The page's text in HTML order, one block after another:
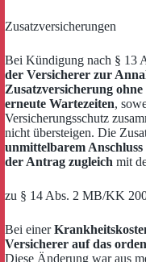
Zusatzversicherungen
Bei Kündigung nach § 13
der Versicherer zur
Zusatzversicherung
erneute Wartezeiten,
Versicherungsschutz
nicht übersteigen. Die
unmittelbarem Anschluss
der Antrag zugleich mit
zu § 14 Abs. 2 MB/KK
Bei einer
Versicherer auf das
Diese Änderung war aus